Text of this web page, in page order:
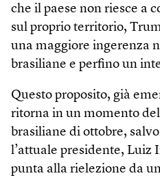
che il paese non riesce a
sul proprio territorio,
una maggiore ingerenza
brasiliane e perfino un
Questo proposito, già
ritorna in un momento
brasiliane di ottobre,
l’attuale presidente, Luiz
punta alla rielezione da